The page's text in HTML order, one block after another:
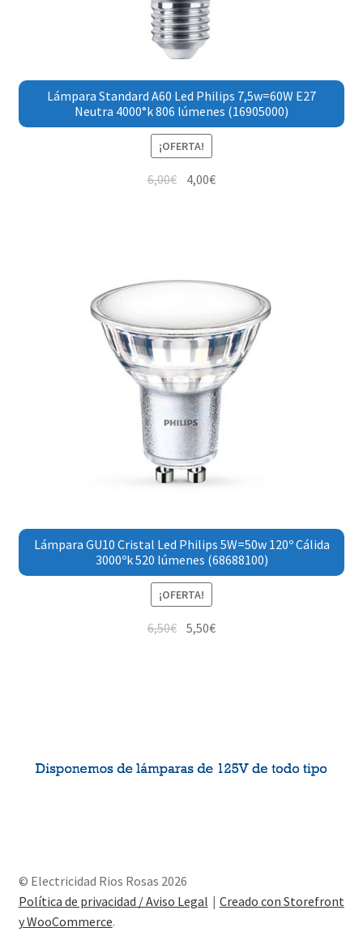
Lámpara Standard A60 Led Philips 7,5w=60W E27
Neutra 4000°k 806 lúmenes (16905000)
¡OFERTA!
6,00€ 4,00€
Lámpara GU10 Cristal Led Philips 5W=50w 120º Cálida
3000ºk 520 lúmenes (68688100)
¡OFERTA!
6,50€ 5,50€
© Electricidad Rios Rosas 2026
Política de privacidad / Aviso Legal
Creado con Storefront
y WooCommerce.